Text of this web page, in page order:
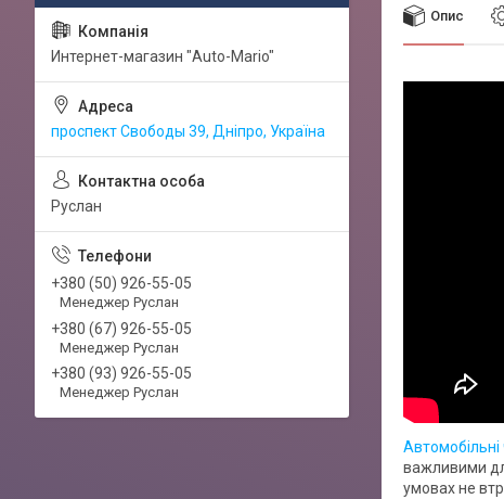
Опис
Автомобільні
важливими
умовах не
Интернет-магазин "Auto-Mario"
проспект Свободы 39, Дніпро, Україна
Руслан
+380 (50) 926-55-05
Менеджер Руслан
+380 (67) 926-55-05
Менеджер Руслан
+380 (93) 926-55-05
Менеджер Руслан